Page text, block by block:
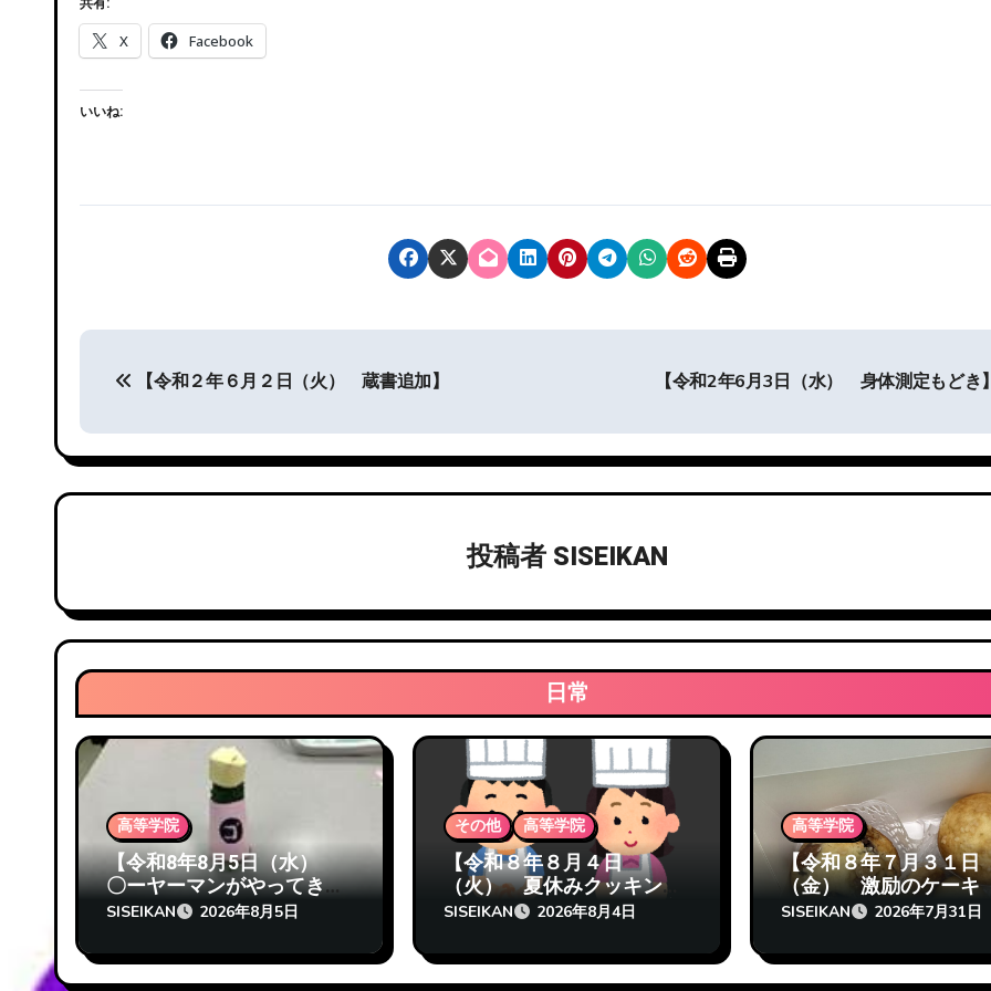
X
Facebook
いいね:
投
ナ
ビ
シ
ョ
ン
【令和２年６月２日（火） 蔵書追加】 【令和2年6月3日（水） 身体測定もどき
投稿者 SISEIKAN
日常
高等学院
【令和8年8月5日（水）
〇ーヤーマンがやってき
た！ 志成館高等学院 熊
SISEIKAN 2026年8月5日
その他 高等学院
【令和８年８月４日
（火） 夏休みクッキング
は中止します涙 志成館高
SISEIKAN 2026年8月4日
高等学院
【令和８年７月３１日
（金） 激励のケー
成館高等学院熊本校】
SISEIKAN 2026年7月31日